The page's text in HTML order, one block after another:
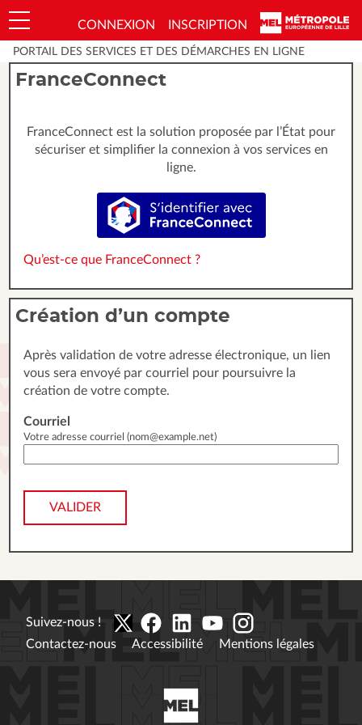
PORTAIL DES SERVICES ET DES DÉMARCHES EN LIGNE
CONNEXION INSCRIPTION
Ouvrir le menu
FranceConnect
FranceConnect est la solution proposée par l’État pour
sécuriser et simplifier la connexion à vos services en
ligne.
S’identifier avec FranceConnect
Qu’est-ce que FranceConnect ?
Création d’un compte
Après validation de votre adresse électronique, un lien
vous sera envoyé par courriel pour poursuivre la
création de votre compte.
Courriel
Votre adresse courriel (nom@example.net)
VALIDER
Suivez-nous !
Contactez-nous
Accessibilité Mentions légales